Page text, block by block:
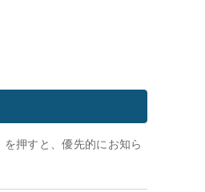
押すと、優先的にお知ら